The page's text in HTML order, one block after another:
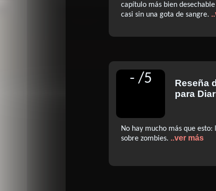
capítulo más bien
casi sin una gota de sangre.
- /5 Reseña
para
No hay mucho más que
sobre zombies. ..ver más